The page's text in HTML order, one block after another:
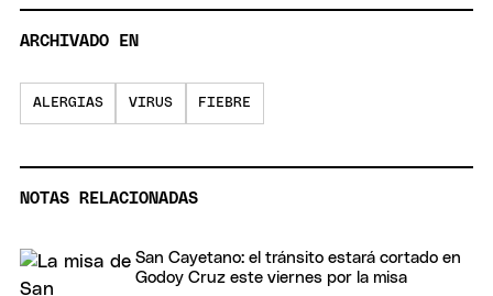
ARCHIVADO EN
ALERGIAS VIRUS FIEBRE
NOTAS RELACIONADAS
San Cayetano: el tránsito estará cortado en
Godoy Cruz este viernes por la misa